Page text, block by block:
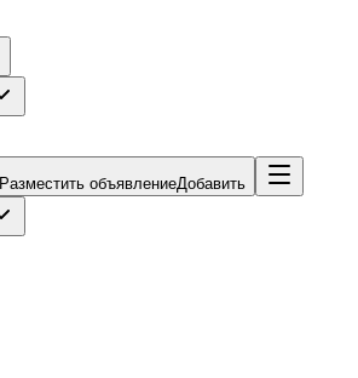
Разместить объявлениеДобавить